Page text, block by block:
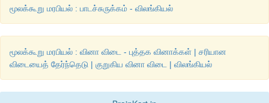
மூலக்கூறு மரபியல் : பாடச்சுருக்கம் - விலங்கியல்
மூலக்கூறு மரபியல் : வினா விடை - புத்தக வினாக்கள் | சரியான
விடையைத் தேர்ந்தெடு | குறுகிய வினா விடை | விலங்கியல்